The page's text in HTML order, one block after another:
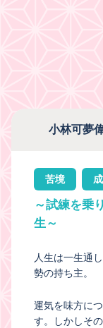
小林可夢
苦境
～試練を乗
生～
人生は一生通
勢の持ち主。
運気を味方に
す。しかしそ